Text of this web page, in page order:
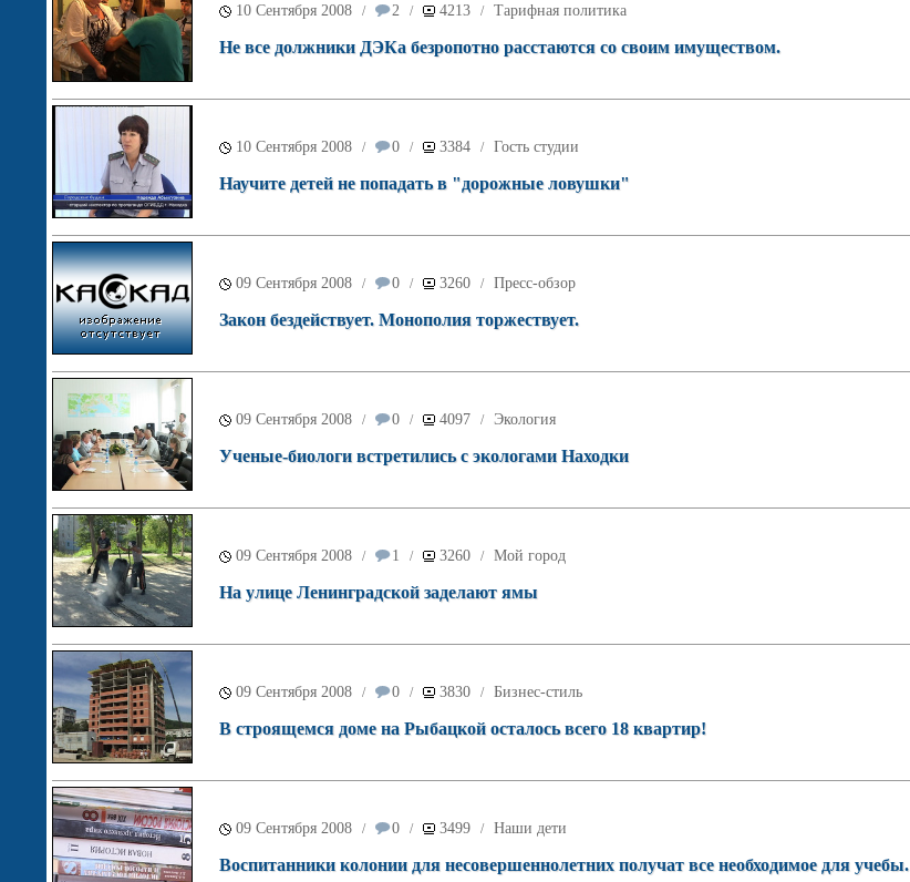
10 Сентября 2008 / 2 / 4213 / Тарифная политика
Не все должники ДЭКа безропотно расстаются со своим имуществом.
10 Сентября 2008 / 0 / 3384 / Гость студии
Научите детей не попадать в "дорожные ловушки"
09 Сентября 2008 / 0 / 3260 / Пресс-обзор
Закон бездействует. Монополия торжествует.
09 Сентября 2008 / 0 / 4097 / Экология
Ученые-биологи встретились с экологами Находки
09 Сентября 2008 / 1 / 3260 / Мой город
На улице Ленинградской заделают ямы
09 Сентября 2008 / 0 / 3830 / Бизнес-стиль
В строящемся доме на Рыбацкой осталось всего 18 квартир!
09 Сентября 2008 / 0 / 3499 / Наши дети
Воспитанники колонии для несовершеннолетних получат все необходимое для учебы.